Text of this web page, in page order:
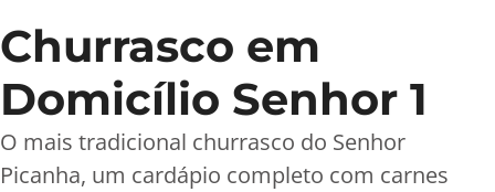
Churrasco em
Domicílio Senhor 1
O mais tradicional churrasco do Senhor
Picanha, um cardápio completo com carnes